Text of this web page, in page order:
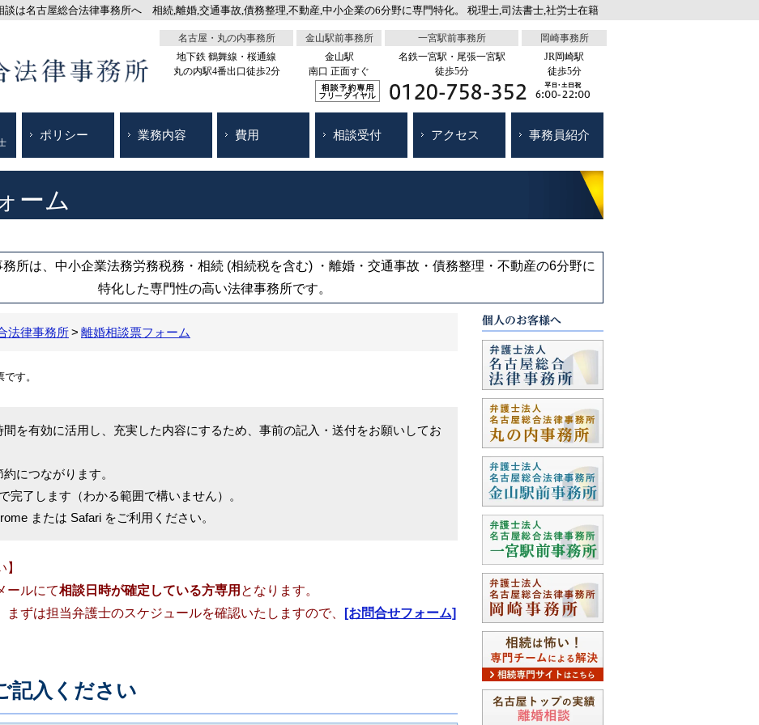
は名古屋総合法律事務所へ 相続,離婚,交通事故,債務整理,不動産,中小企業の6分野に専門特化。 税理士,司法書士,社労士在籍
名古屋・丸の内事務所
地下鉄 鶴舞線・桜通線
丸の内駅4番出口徒歩2分
金山駅前事務所
金山駅
南口 正面すぐ
一宮駅前事務所
名鉄一宮駅・尾張一宮駅
徒歩5分
岡崎事務所
JR岡崎駅
徒歩5分
ポリシー 業務内容 費用 相談受付 アクセス 事務員紹介
ーム
所は、中小企業法務労務税務・相続 (相続税を含む) ・離婚・交通事故・債務整理・不動産の6分野に
特化した専門性の高い法律事務所です。
法律事務所 離婚相談票フォーム
す。
間を有効に活用し、充実した内容にするため、事前の記入・送付をお願いしてお
につながります。
完了します（わかる範囲で構いません）。
または Safari をご利用ください。
ールにて相談日時が確定している方専用 となります。
まずは担当弁護士のスケジュールを確認いたしますので、
[お問合せフォーム]
記入ください